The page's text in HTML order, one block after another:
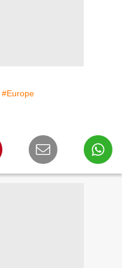
#Europe